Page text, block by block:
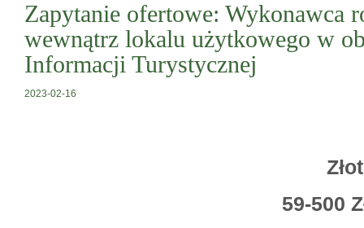
Zapytanie ofertowe: Wykonawca
wewnątrz lokalu użytkowego w
Informacji Turystycznej
2023-02-16
59-500